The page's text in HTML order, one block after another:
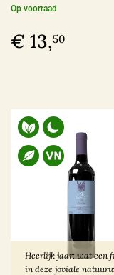
Op voorraad
€ 13,50
Heerlijk jaar: wat een
in deze joviale